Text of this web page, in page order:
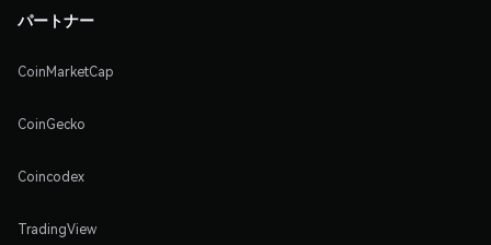
パートナー
CoinMarketCap
CoinGecko
Coincodex
TradingView